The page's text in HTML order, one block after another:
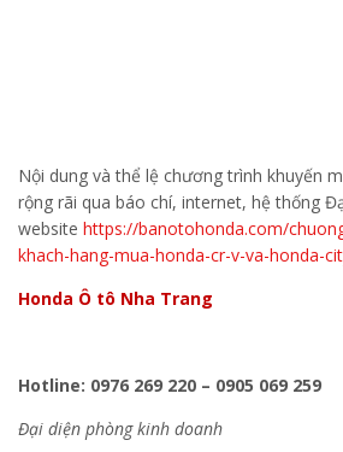
Nội dung và thể lệ chương trình khuyến
rộng rãi qua báo chí, internet, hệ thống
website https://banotohonda.com/
khach-hang-mua-honda-cr-v-va-honda-
Honda Ô tô Nha Trang
Hotline: 0976 269 220 – 0905 069 259
Đại diện phòng kinh doanh